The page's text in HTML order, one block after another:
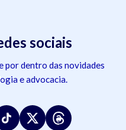
sociais
por dentro das novidades
e advocacia.